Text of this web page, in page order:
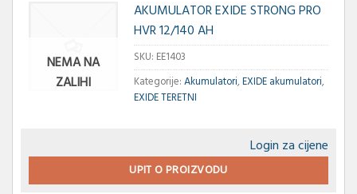
NEMA NA
ZALIHI
AKUMULATOR EXIDE STRONG PRO
HVR 12/140 AH
SKU: EE1403
Kategorije:Akumulatori,EXIDE akumulatori,
EXIDE TERETNI
Login za cijene
UPIT O PROIZVODU